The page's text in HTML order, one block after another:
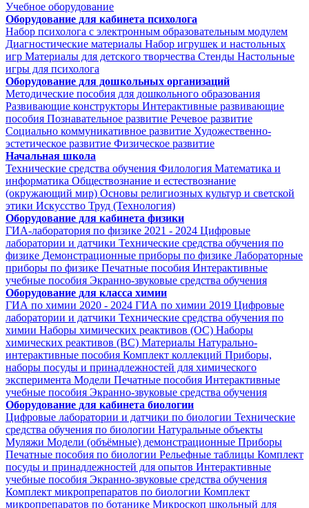
Учебное оборудование
Оборудование для кабинета психолога
Набор психолога с электронным образовательным модулем
Диагностические материалы Набор игрушек и настольных
игр Материалы для детского творчества Стенды Настольные
игры для психолога
Оборудование для дошкольных организаций
Методические пособия для дошкольного образования
Развивающие конструкторы Интерактивные развивающие
пособия Познавательное развитие Речевое развитие
Социально коммуникативное развитие Художественно-
эстетическое развитие Физическое развитие
Начальная школа
Технические средства обучения Филология Математика и
информатика Обществознание и естествознание
(окружающий мир) Основы религиозных культур и светской
этики Искусство Труд (Технология)
Оборудование для кабинета физики
ГИА-лаборатория по физике 2021 - 2024 Цифровые
лаборатории и датчики Технические средства обучения по
физике Демонстрационные приборы по физике Лабораторные
приборы по физике Печатные пособия Интерактивные
учебные пособия Экранно-звуковые средства обучения
Оборудование для класса химии
ГИА по химии 2020 - 2024 ГИА по химии 2019 Цифровые
лаборатории и датчики Технические средства обучения по
химии Наборы химических реактивов (ОС) Наборы
химических реактивов (ВС) Материалы Натурально-
интерактивные пособия Комплект коллекций Приборы,
наборы посуды и принадлежностей для химического
эксперимента Модели Печатные пособия Интерактивные
учебные пособия Экранно-звуковые средства обучения
Оборудование для кабинета биологии
Цифровые лаборатории и датчики по биологии Технические
средства обучения по биологии Натуральные объекты
Муляжи Модели (объёмные) демонстрационные Приборы
Печатные пособия по биологии Рельефные таблицы Комплект
посуды и принадлежностей для опытов Интерактивные
учебные пособия Экранно-звуковые средства обучения
Комплект микропрепаратов по биологии Комплект
микропрепаратов по ботанике Микроскоп школьный для